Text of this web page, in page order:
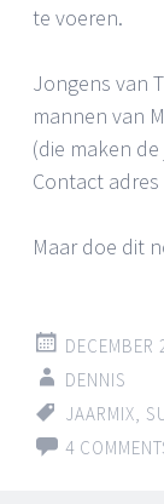
te voeren.
Jongens van
mannen van
(die maken
Contact
Maar doe dit
DECEMBER
DENNIS
JAARMIX
4